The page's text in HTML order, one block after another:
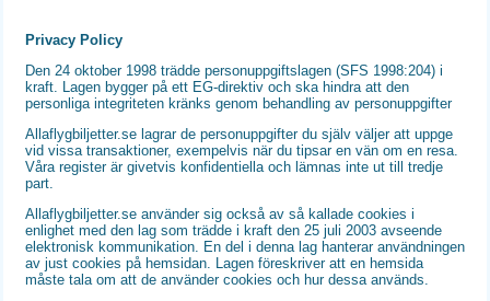
Privacy Policy
Den 24 oktober 1998 trädde personuppgiftslagen (SFS 1998:204) i
kraft. Lagen bygger på ett EG-direktiv och ska hindra att den
personliga integriteten kränks genom behandling av personuppgifter
Allaflygbiljetter.se lagrar de personuppgifter du själv väljer att uppge
vid vissa transaktioner, exempelvis när du tipsar en vän om en resa.
Våra register är givetvis konfidentiella och lämnas inte ut till tredje
part.
Allaflygbiljetter.se använder sig också av så kallade cookies i
enlighet med den lag som trädde i kraft den 25 juli 2003 avseende
elektronisk kommunikation. En del i denna lag hanterar användningen
av just cookies på hemsidan. Lagen föreskriver att en hemsida
måste tala om att de använder cookies och hur dessa används.